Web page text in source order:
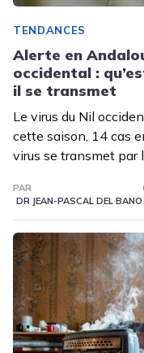
TENDANCES
Alerte en
occidental :
il se transmet
Le virus du Nil
cette saison, 14 cas
virus se transmet par
PAR
DR JEAN-PASCAL DEL BANO